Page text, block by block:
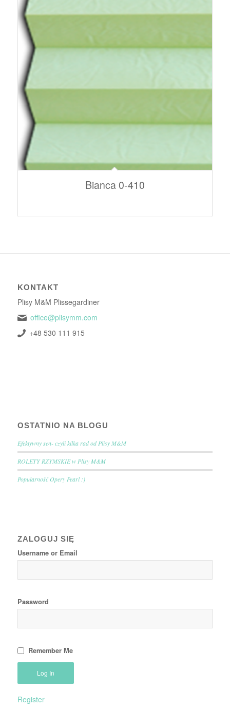
Bianca 0-410
KONTAKT
Plisy M&M Plissegardiner
office@plisymm.com
+48 530 111 915
OSTATNIO NA BLOGU
Efektywny sen- czyli kilka rad od Plisy M&M
ROLETY RZYMSKIE w Plisy M&M
Popularność Opery Pearl :)
ZALOGUJ SIĘ
Username or Email
Password
Remember Me
Register